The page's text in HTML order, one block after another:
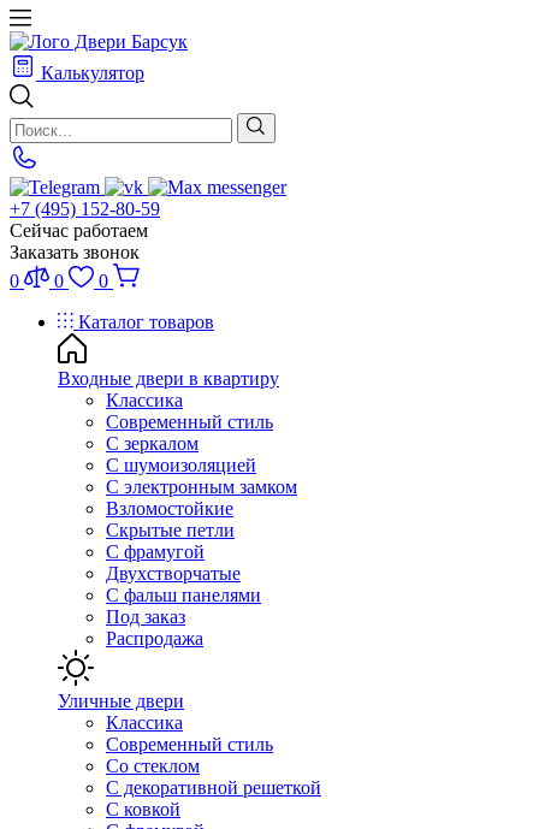
Калькулятор
+7 (495) 152-80-59
Сейчас работаем
Заказать звонок
0
0
0
Каталог товаров
Входные двери в квартиру
Классика
Современный стиль
С зеркалом
С шумоизоляцией
С электронным замком
Взломостойкие
Скрытые петли
С фрамугой
Двухстворчатые
С фальш панелями
Под заказ
Распродажа
Уличные двери
Классика
Современный стиль
Со стеклом
С декоративной решеткой
С ковкой